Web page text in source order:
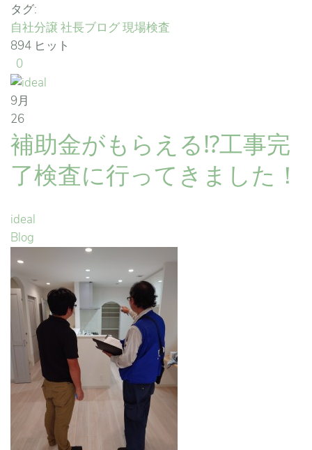
タグ:
自社分譲 社長ブログ現場検査
894 ヒット
0
9月
26
補助金がもらえる⁉工事完
了検査に行ってきました！
ideal
Blog